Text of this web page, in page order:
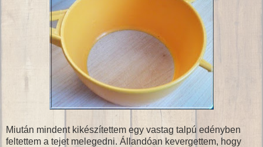
Miután mindent kikészítettem egy vastag talpú edényben
feltettem a tejet melegedni. Állandóan kevergettem, hogy